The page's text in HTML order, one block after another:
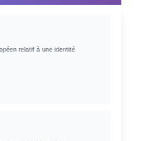
relatif à une identité